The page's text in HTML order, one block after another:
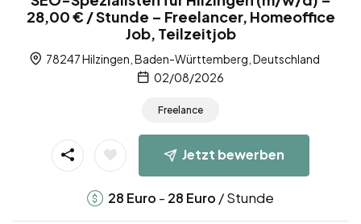
28,00 € / Stunde – Freelancer, Homeoffice
Job, Teilzeitjob
78247 Hilzingen, Baden-Württemberg, Deutschland
02/08/2026
Freelance
Jetzt bewerben
28 Euro - 28 Euro / Stunde